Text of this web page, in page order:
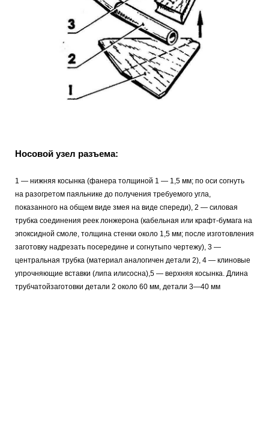
Носовой узел разъема:
1 — нижняя косынка (фанера толщиной 1 — 1,5 мм; по оси согнуть
на разогретом паяльнике до получения требуемого угла,
показанного на общем виде змея на виде спереди), 2 — силовая
трубка соединения реек лонжерона (кабельная или крафт-бумага на
эпоксидной смоле, толщина стенки около 1,5 мм; после изготовления
заготовку надрезать посередине и согнутыпо чертежу), 3 —
центральная трубка (материал аналогичен детали 2), 4 — клиновые
упрочняющие вставки (липа илисосна),5 — верхняя косынка. Длина
трубчатойзаготовки детали 2 около 60 мм, детали 3—40 мм